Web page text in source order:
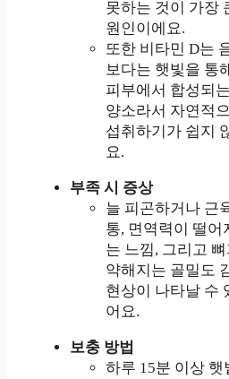
못하는 것이 가장
원인이에요.
또한 비타민 D는
보다는 햇빛을 통
피부에서 합성되
양소라서 자연적
섭취하기가 쉽지
요.
부족 시 증상
늘 피곤하거나 근
통, 면역력이 떨어
는 느낌, 그리고
약해지는 골밀도
현상이 나타날 수
어요.
보충 방법
하루 15분 이상 햇